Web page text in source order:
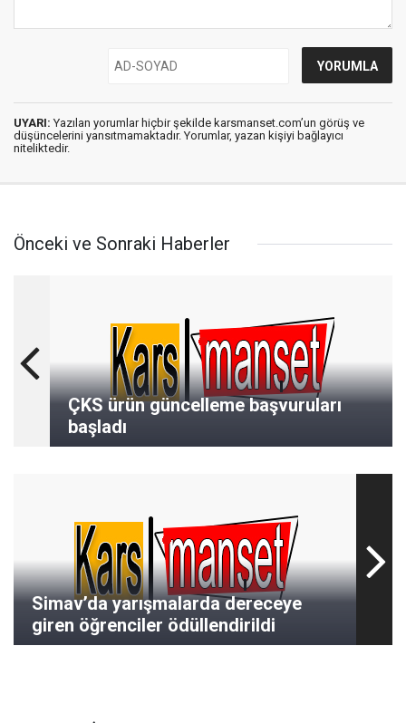
UYARI: Yazılan yorumlar hiçbir şekilde karsmanset.com’un görüş ve
düşüncelerini yansıtmamaktadır. Yorumlar, yazan kişiyi bağlayıcı
niteliktedir.
Önceki ve Sonraki Haberler
ÇKS ürün güncelleme başvuruları
başladı
Simav’da yarışmalarda dereceye
giren öğrenciler ödüllendirildi